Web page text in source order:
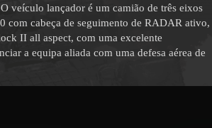
veículo lançador é um camião de três eixos
com cabeça de seguimento de RADAR ativo,
II all aspect, com uma excelente
a equipa aliada com uma defesa aérea de